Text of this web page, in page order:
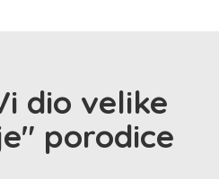
dio velike
porodice